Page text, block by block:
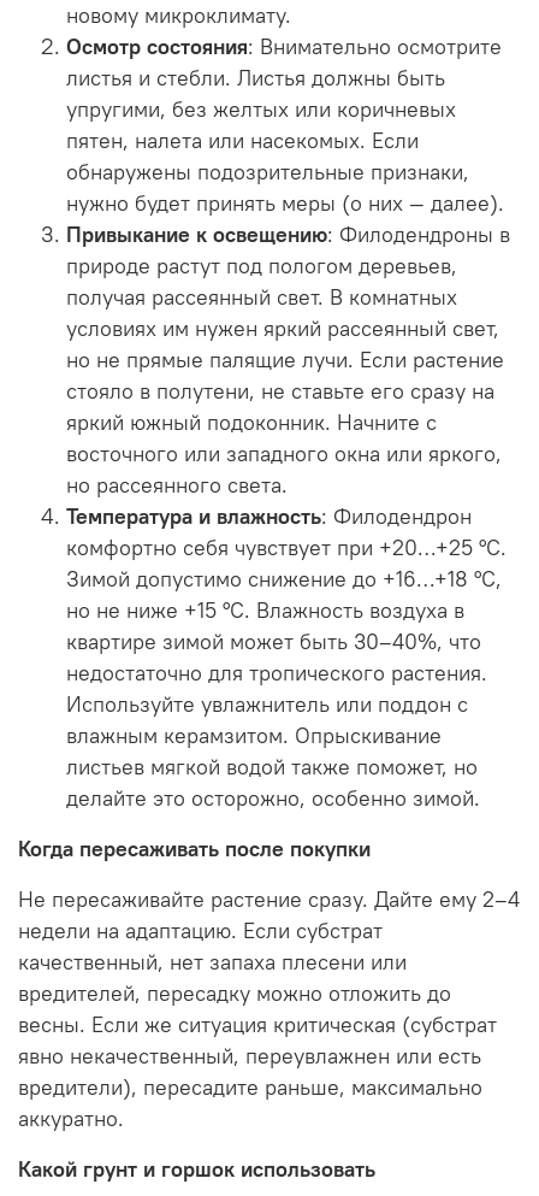
новому микроклимату.
Осмотр состояния: Внимательно осмотрите
листья и стебли. Листья должны быть
упругими, без желтых или коричневых
пятен, налета или насекомых. Если
обнаружены подозрительные признаки,
нужно будет принять меры (о них — далее).
Привыкание к освещению: Филодендроны в
природе растут под пологом деревьев,
получая рассеянный свет. В комнатных
условиях им нужен яркий рассеянный свет,
но не прямые палящие лучи. Если растение
стояло в полутени, не ставьте его сразу на
яркий южный подоконник. Начните с
восточного или западного окна или яркого,
но рассеянного света.
Температура и влажность: Филодендрон
комфортно себя чувствует при +20…+25 °C.
Зимой допустимо снижение до +16…+18 °C,
но не ниже +15 °C. Влажность воздуха в
квартире зимой может быть 30–40%, что
недостаточно для тропического растения.
Используйте увлажнитель или поддон с
влажным керамзитом. Опрыскивание
листьев мягкой водой также поможет, но
делайте это осторожно, особенно зимой.
Когда пересаживать после покупки
Не пересаживайте растение сразу. Дайте ему 2–4
недели на адаптацию. Если субстрат
качественный, нет запаха плесени или
вредителей, пересадку можно отложить до
весны. Если же ситуация критическая (субстрат
явно некачественный, переувлажнен или есть
вредители), пересадите раньше, максимально
аккуратно.
Какой грунт и горшок использовать